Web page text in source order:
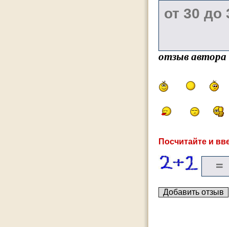
отзыв
Посчитайте и